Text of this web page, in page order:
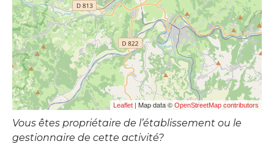
Leaflet | Map data © OpenStreetMap contributors
Vous êtes propriétaire de l’établissement ou le
gestionnaire de cette activité?